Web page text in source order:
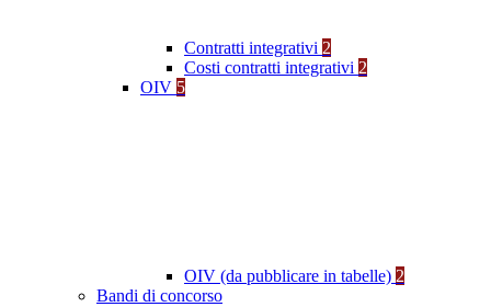
Contratti integrativi 2
Costi contratti integrativi 2
OIV 5
OIV (da pubblicare in tabelle) 2
Bandi di concorso